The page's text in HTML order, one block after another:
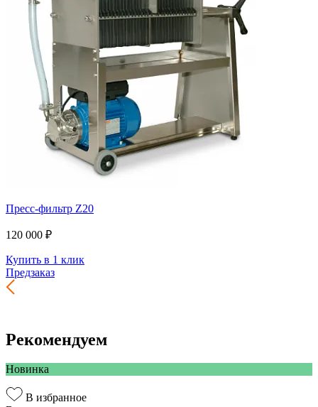
Пресс-фильтр Z20
120 000 ₽
Купить в 1 клик
Предзаказ
Рекомендуем
Новинка
В избранное